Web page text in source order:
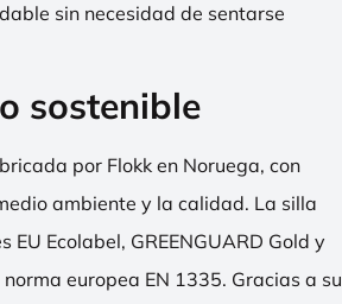
sin necesidad de sentarse
sostenible
por Flokk en Noruega, con
ambiente y la calidad. La silla
Ecolabel, GREENGUARD Gold y
europea EN 1335. Gracias a su